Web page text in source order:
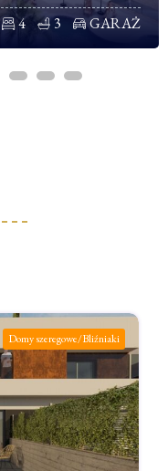
4 3 GARAŻ
Domy szeregowe/Bliźniaki